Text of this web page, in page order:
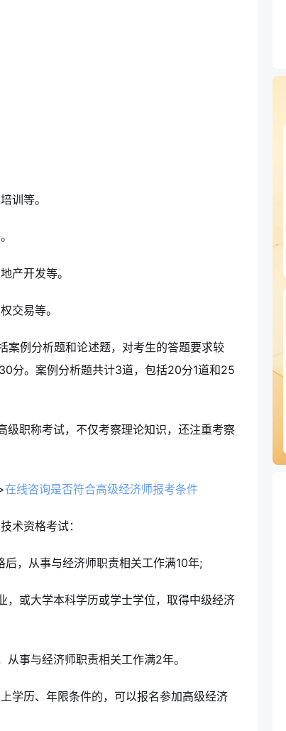
训等。
产开发等。
交易等。
案例分析题和论述题，对考生的答题要求较
分。案例分析题共计3道，包括20分1道和25
级职称考试，不仅考察理论知识，还注重考察
在线咨询是否符合高级经济师报考条件
术资格考试：
，从事与经济师职责相关工作满10年;
或大学本科学历或学士学位，取得中级经济
事与经济师职责相关工作满2年。
学历、年限条件的，可以报名参加高级经济